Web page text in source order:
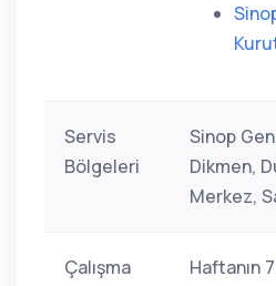
Servis
Bölgeleri
Sinop
Dikmen,
Merkez,
Çalışma
Haftanın